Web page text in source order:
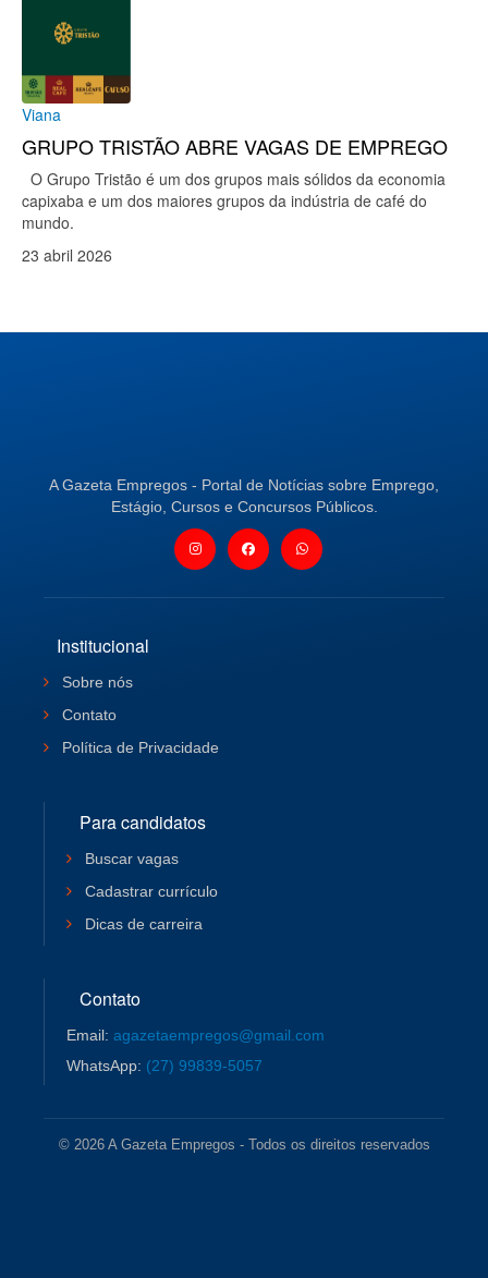
Viana
GRUPO TRISTÃO ABRE VAGAS DE EMPREGO
O Grupo Tristão é um dos grupos mais sólidos da economia
capixaba e um dos maiores grupos da indústria de café do
mundo.
23 abril 2026
A Gazeta Empregos - Portal de Notícias sobre Emprego,
Estágio, Cursos e Concursos Públicos.
Institucional
Sobre nós
Contato
Política de Privacidade
Para candidatos
Buscar vagas
Cadastrar currículo
Dicas de carreira
Contato
Email: agazetaempregos@gmail.com
WhatsApp: (27) 99839-5057
© 2026 A Gazeta Empregos - Todos os direitos reservados